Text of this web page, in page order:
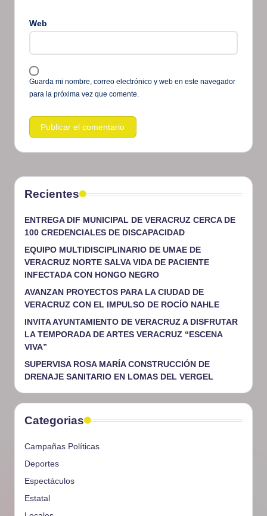
Web
Guarda mi nombre, correo electrónico y web en este navegador
para la próxima vez que comente.
Recientes
ENTREGA DIF MUNICIPAL DE VERACRUZ CERCA DE
100 CREDENCIALES DE DISCAPACIDAD
EQUIPO MULTIDISCIPLINARIO DE UMAE DE
VERACRUZ NORTE SALVA VIDA DE PACIENTE
INFECTADA CON HONGO NEGRO
AVANZAN PROYECTOS PARA LA CIUDAD DE
VERACRUZ CON EL IMPULSO DE ROCÍO NAHLE
INVITA AYUNTAMIENTO DE VERACRUZ A DISFRUTAR
LA TEMPORADA DE ARTES VERACRUZ “ESCENA
VIVA”
SUPERVISA ROSA MARÍA CONSTRUCCIÓN DE
DRENAJE SANITARIO EN LOMAS DEL VERGEL
Categorias
Campañas Políticas
Deportes
Espectáculos
Estatal